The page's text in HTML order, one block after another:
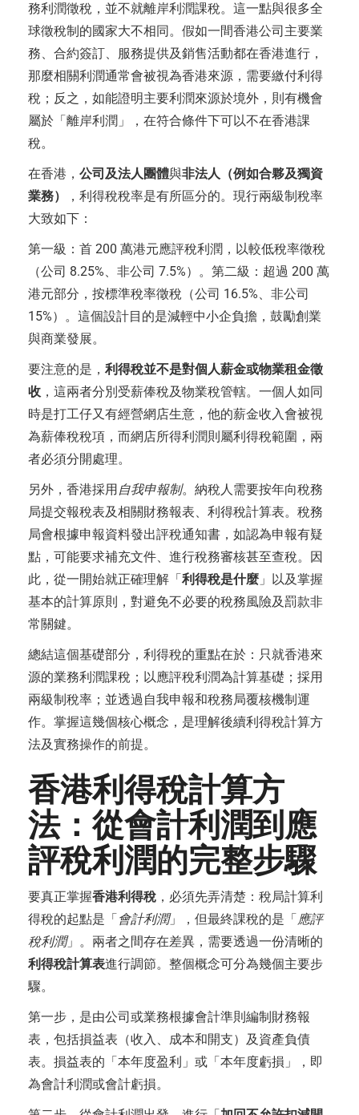
務利潤徵稅，並不就離岸利潤課稅。這一點與很多全
球徵稅制的國家大不相同。假如一間香港公司主要業
務、合約簽訂、服務提供及銷售活動都在香港進行，
那麼相關利潤通常會被視為香港來源，需要繳付利得
稅；反之，如能證明主要利潤來源於境外，則有機會
屬於「離岸利潤」，在符合條件下可以不在香港課
稅。
在香港， 公司及法人團體與非法人（例如合夥及獨資
業務）
，利得稅稅率是有所區分的。現行兩級制稅率
大致如下：
第一級：首 200 萬港元應評稅利潤，以較低稅率徵稅
（公司 8.25%、非公司 7.5%）。第二級：超過 200 萬
港元部分，按標準稅率徵稅（公司 16.5%、非公司
15%）。這個設計目的是減輕中小企負擔，鼓勵創業
與商業發展。
要注意的是， 利得稅並不是對個人薪金或物業租金徵
收 ，這兩者分別受薪俸稅及物業稅管轄。一個人如同
時是打工仔又有經營網店生意，他的薪金收入會被視
為薪俸稅稅項，而網店所得利潤則屬利得稅範圍，兩
者必須分開處理。
另外，香港採用自我申報制。納稅人需要按年向稅務
局提交報稅表及相關財務報表、利得稅計算表。稅務
局會根據申報資料發出評稅通知書，如認為申報有疑
點，可能要求補充文件、進行稅務審核甚至查稅。因
此，從一開始就正確理解「利得稅是什麼 」以及掌握
基本的計算原則，對避免不必要的稅務風險及罰款非
常關鍵。
總結這個基礎部分，利得稅的重點在於：只就香港來
源的業務利潤課稅；以應評稅利潤為計算基礎；採用
兩級制稅率；並透過自我申報和稅務局覆核機制運
作。掌握這幾個核心概念，是理解後續利得稅計算方
法及實務操作的前提。
香港利得稅計算方
法：從會計利潤到應
評稅利潤的完整步驟
要真正掌握香港利得稅 ，必須先弄清楚：稅局計算利
得稅的起點是「會計利潤」，但最終課稅的是「應評
稅利潤」。兩者之間存在差異，需要透過一份清晰的
利得稅計算表進行調節。整個概念可分為幾個主要步
驟。
第一步，是由公司或業務根據會計準則編制財務報
表，包括損益表（收入、成本和開支）及資產負債
表。損益表的「本年度盈利」或「本年度虧損」，即
為會計利潤或會計虧損。